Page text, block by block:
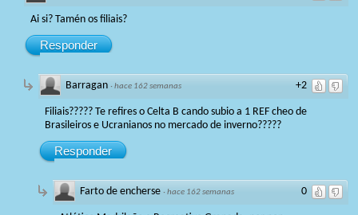
Ai si? Tamén os filiais?
Responder
+2
Barragan ·hace 162 semanas
Filiais????? Te refires o Celta B cando subio a 1 REF cheo de
Brasileiros e Ucranianos no mercado de inverno?????
Responder
0
Farto de encherse ·hace 162 semanas